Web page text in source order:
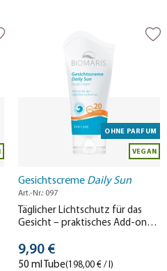
OHNE PARFUM
VEGAN
Gesichtscreme Daily Sun
Art.-Nr.: 097
Täglicher Lichtschutz für das
Gesicht – praktisches Add-on-
Tagescreme. Ohne Parfum.
Stückpreis
9,90 €
50 ml Tube(198,00 € / l)